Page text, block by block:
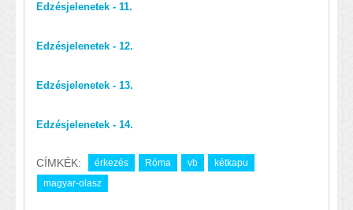
Edzésjelenetek - 11.
Edzésjelenetek - 12.
Edzésjelenetek - 13.
Edzésjelenetek - 14.
CÍMKÉK: érkezés Róma vb
kétkapu
magyar-olasz